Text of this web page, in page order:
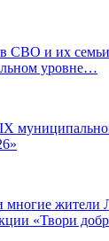
СВО и их
уровне…
многие жители
«Твори